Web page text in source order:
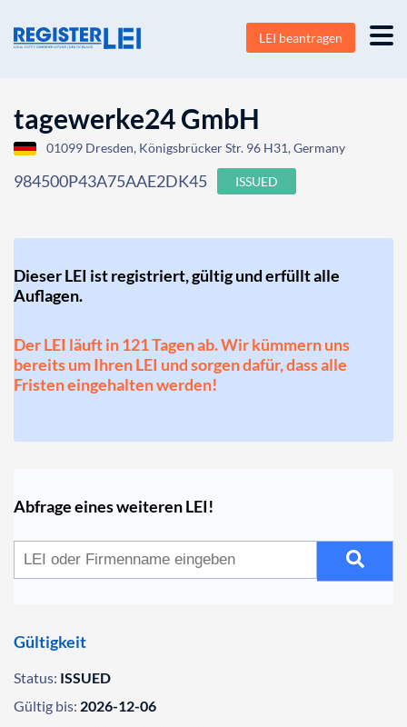
LEI beantragen
tagewerke24 GmbH
01099 Dresden, Königsbrücker Str. 96 H31, Germany
984500P43A75AAE2DK45 ISSUED
Dieser LEI ist registriert, gültig und erfüllt alle
Auflagen.
Der LEI läuft in 121 Tagen ab. Wir kümmern uns
bereits um Ihren LEI und sorgen dafür, dass alle
Fristen eingehalten werden!
Abfrage eines weiteren LEI!
Gültigkeit
Status: ISSUED
Gültig bis: 2026-12-06